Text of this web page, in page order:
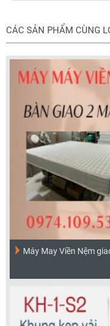
CÁC SẢN PHẨM CÙNG
Máy May Viền Nệm